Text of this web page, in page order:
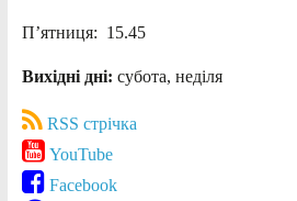
П’ятниця: 15.45
Вихідні дні: субота, неділя
RSS стрічка
YouTube
Facebook